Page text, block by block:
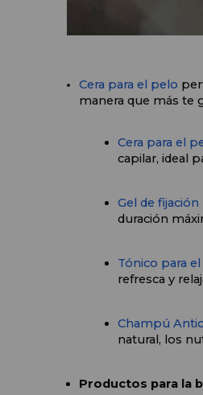
Cera para el pelo
manera que más te
Cera para el
capilar, ideal
Gel de fijación
duración
Tónico para
refresca y
Champú
natural, los
Productos para la